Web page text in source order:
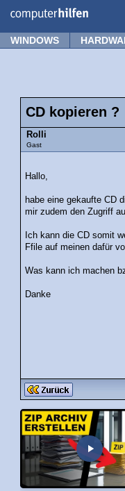
WINDOWS
CD kopieren ?
Rolli
Gast
Hallo,
habe eine gekaufte CD
mir zudem den Zugriff
Ich kann die CD somit
Ffile auf meinen dafür
Was kann ich machen
Danke